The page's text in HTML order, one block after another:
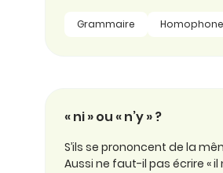
Grammaire
« ni » ou « n’y » ?
S’ils se prononcent de la
Aussi ne faut-il pas écrire « il